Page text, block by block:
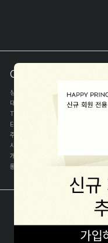
COMPANY INFO
상호
(주)해피프린스
대표
이화진
TEL
E-MAIL
주소
사업자등록번호
개인정보관리자
이화진
통신판매신고번호
제 2018-서울
COPYRIGHT(C) (